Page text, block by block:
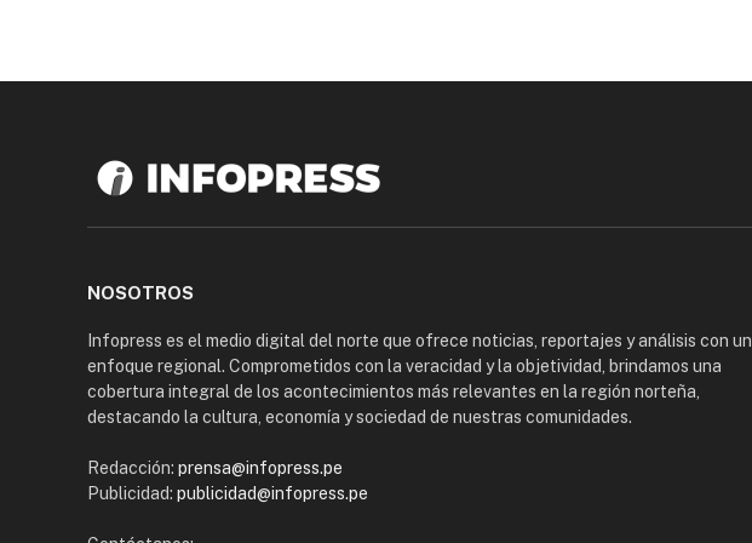
NOSOTROS
Infopress es el medio digital del norte que ofrece noticias, reportajes y análisis con un
enfoque regional. Comprometidos con la veracidad y la objetividad, brindamos una
cobertura integral de los acontecimientos más relevantes en la región norteña,
destacando la cultura, economía y sociedad de nuestras comunidades.
Redacción: prensa@infopress.pe
Publicidad: publicidad@infopress.pe